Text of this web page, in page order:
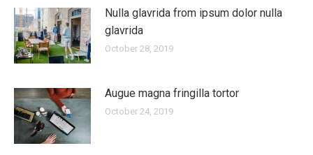
Nulla glavrida from ipsum dolor nulla
glavrida
October 28, 2019
Augue magna fringilla tortor
October 24, 2019